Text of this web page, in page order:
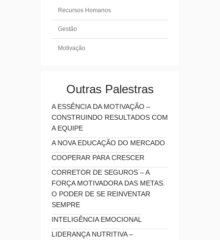
Recursos Homanos
Gestão
Motivação
Outras Palestras
A ESSÊNCIA DA MOTIVAÇÃO –
CONSTRUINDO RESULTADOS COM
A EQUIPE
A NOVA EDUCAÇÃO DO MERCADO
COOPERAR PARA CRESCER
CORRETOR DE SEGUROS – A
FORÇA MOTIVADORA DAS METAS.
O PODER DE SE REINVENTAR
SEMPRE
INTELIGÊNCIA EMOCIONAL
LIDERANÇA NUTRITIVA –